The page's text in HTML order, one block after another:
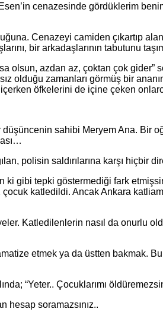
cenazesinde gördüklerim
Cenazeyi camiden çıkartıp
bir arkadaşlarının tabutunu
azdan az, çoktan çok gider”
olduğu zamanları görmüş bir
içerken öfkelerini de içine çeken
sahibi Meryem Ana. Bir
polisin saldırılarına karşı hiçbir
gibi tepki göstermediği fark
katledildi. Ancak Ankara
Katledilenlerin nasıl da onurlu
etmek ya da üstten bakmak.
“Yeter.. Çocuklarımı
hesap soramazsınız..